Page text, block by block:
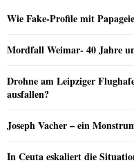
Wie Fake-Profile mit
Mordfall Weimar- 40 Jahre
Drohne am Leipziger
ausfallen?
Joseph Vacher – ein
In Ceuta eskaliert die